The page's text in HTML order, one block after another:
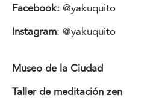
Facebook: @yakuquito
Instagram: @yakuquito
Museo de la Ciudad
Taller de meditación zen